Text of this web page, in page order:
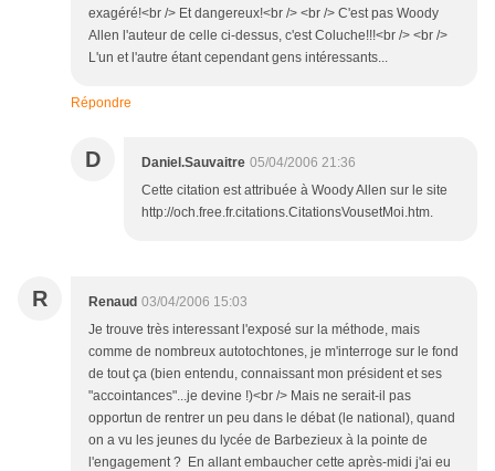
exagéré!<br /> Et dangereux!<br /> <br /> C'est pas Woody
Allen l'auteur de celle ci-dessus, c'est Coluche!!!<br /> <br />
L'un et l'autre étant cependant gens intéressants...
Répondre
D Daniel.Sauvaitre 05/04/2006 21:36
Cette citation est attribuée à Woody Allen sur le site
http://och.free.fr.citations.CitationsVousetMoi.htm.
R Renaud 03/04/2006 15:03
Je trouve très interessant l'exposé sur la méthode, mais
comme de nombreux autotochtones, je m'interroge sur le fond
de tout ça (bien entendu, connaissant mon président et ses
"accointances"...je devine !)<br /> Mais ne serait-il pas
opportun de rentrer un peu dans le débat (le national), quand
on a vu les jeunes du lycée de Barbezieux à la pointe de
l'engagement ? En allant embaucher cette après-midi j'ai eu